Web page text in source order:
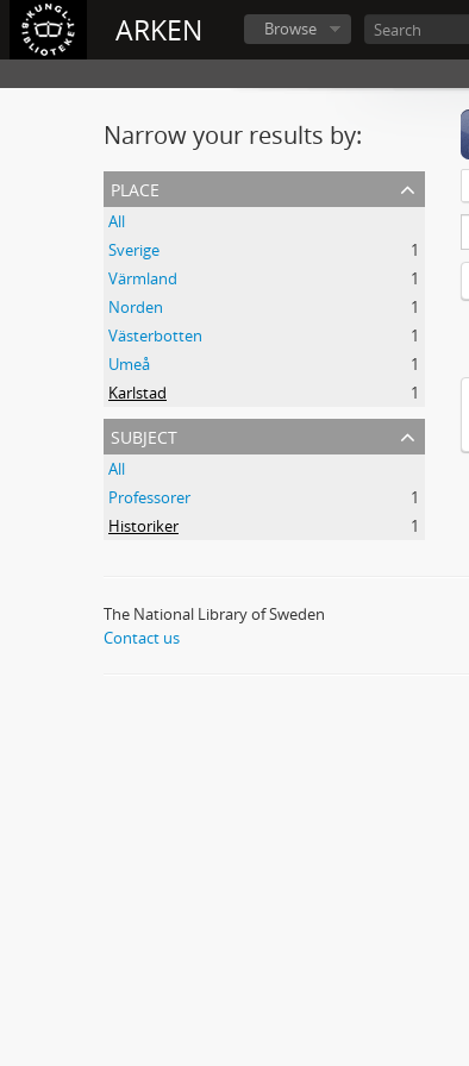
ARKEN Browse
Narrow your results by:
place
All
Sverige
1
Värmland
1
Norden
1
Västerbotten
1
Umeå
1
Karlstad
1
subject
All
Professorer
1
Historiker
1
The National Library of Sweden
Contact us